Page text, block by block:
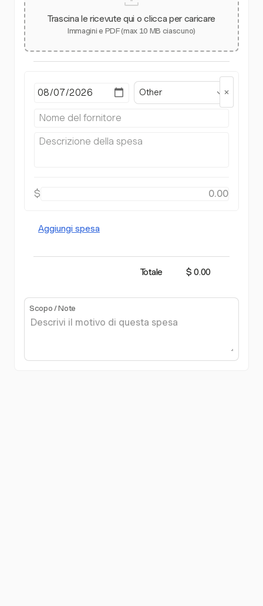
Trascina le ricevute qui o clicca per caricare
Immagini e PDF (max 10 MB ciascuno)
Other
$
Aggiungi spesa
Totale $ 0.00
Scopo / Note